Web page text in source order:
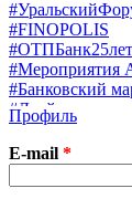
#FINOPOLIS
#ОТПБанк25лет
#Мероприятия
#Банковский
#Драйверы
#Финконгресс
#PB&WM
#UX/CX
#Экосистемы
Профиль
E-mail *